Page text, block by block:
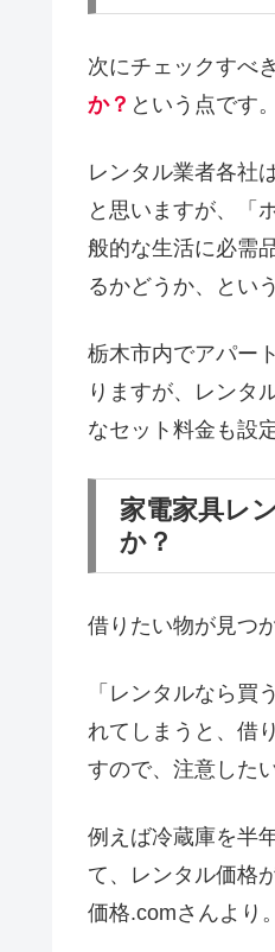
次にチェックすべ
か？ という点です。
レンタル業者各社
と思いますが、「
般的な生活に必需
るかどうか、とい
栃木市内でアパー
りますが、レンタ
なセット料金も設
家電家具レ
か？
借りたい物が見つ
「レンタルなら
れてしまうと、借
すので、注意した
例えば冷蔵庫を半
て、レンタル価格
価格.comさんより